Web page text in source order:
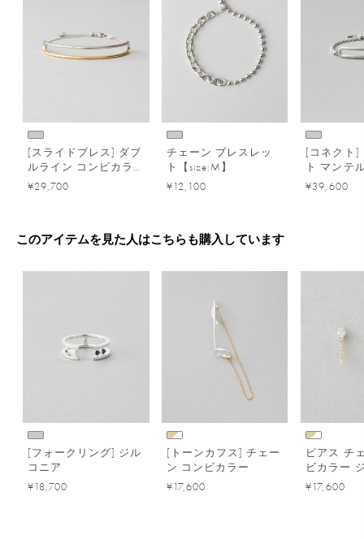
[スライドブレス] ダブ
ルライン コンビカラ
ー
¥29,700
チェーン ブレスレッ
ト【size:M】
¥12,100
[コネクト]
ト マンテ
¥39,600
このアイテムを見た人はこちらも購入しています
[フォークリング] ジル
コニア
¥18,700
[トーンカフス] チェー
ン コンビカラー
¥17,600
ピアス チ
ビカラー
¥17,600